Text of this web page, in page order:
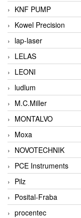
KNF PUMP
Kowel Precision
lap-laser
LELAS
LEONI
ludlum
M.C.Miller
MONTALVO
Moxa
NOVOTECHNIK
PCE Instruments
Pilz
Posital-Fraba
procentec